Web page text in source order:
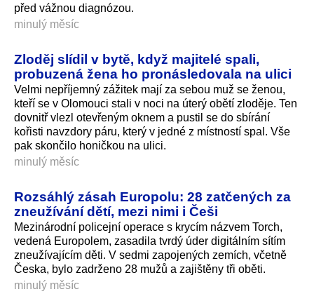
před vážnou diagnózou.
minulý měsíc
Zloděj slídil v bytě, když majitelé spali,
probuzená žena ho pronásledovala na ulici
Velmi nepříjemný zážitek mají za sebou muž se ženou,
kteří se v Olomouci stali v noci na úterý obětí zloděje. Ten
dovnitř vlezl otevřeným oknem a pustil se do sbírání
kořisti navzdory páru, který v jedné z místností spal. Vše
pak skončilo honičkou na ulici.
minulý měsíc
Rozsáhlý zásah Europolu: 28 zatčených za
zneužívání dětí, mezi nimi i Češi
Mezinárodní policejní operace s krycím názvem Torch,
vedená Europolem, zasadila tvrdý úder digitálním sítím
zneužívajícím děti. V sedmi zapojených zemích, včetně
Česka, bylo zadrženo 28 mužů a zajištěny tři oběti.
minulý měsíc